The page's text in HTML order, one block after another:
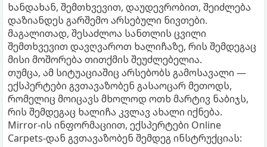
ხანდახან, შემთხვევით, დაუდევრობით, შეიძლება
დაზიანდეს გარშემო არსებული ნივთები.
მაგალითად, შესაძლოა სანთლის ცვილი
შემთხვევით დავღვაროთ ხალიჩაზე, რის შემდეგაც
მისი მოშორება თითქმის შეუძლებელია.
თუმცა, ამ სიტუაციაშიც არსებობს გამოსავალი —
ექსპერტები გვთავაზობენ გასაოცარ მეთოდს,
რომელიც მოიცავს მხოლოდ ოთხ მარტივ ნაბიჯს,
რის შემდეგაც ხალიჩა კვლავ ახალი იქნება.
Mirror-ის ინფორმაციით, ექსპერტები Online
Carpets-დან გვთავაზობენ შემდეგ ინსტრუქციას: